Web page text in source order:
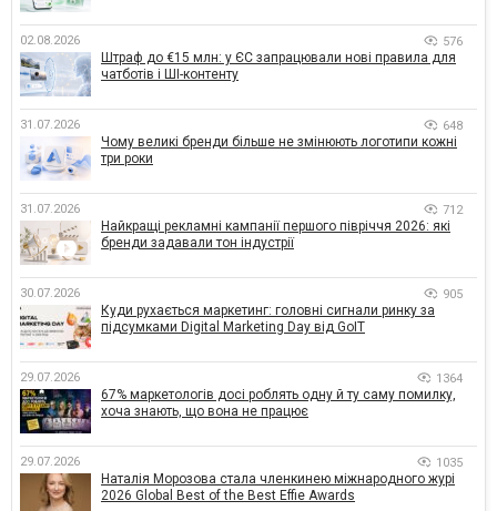
02.08.2026 576
Штраф до €15 млн: у ЄС запрацювали нові правила для
чатботів і ШІ-контенту
31.07.2026 648
Чому великі бренди більше не змінюють логотипи кожні
три роки
31.07.2026 712
Найкращі рекламні кампанії першого півріччя 2026: які
бренди задавали тон індустрії
30.07.2026 905
Куди рухається маркетинг: головні сигнали ринку за
підсумками Digital Marketing Day від GoIT
29.07.2026 1364
67% маркетологів досі роблять одну й ту саму помилку,
хоча знають, що вона не працює
29.07.2026 1035
Наталія Морозова стала членкинею міжнародного журі
2026 Global Best of the Best Effie Awards